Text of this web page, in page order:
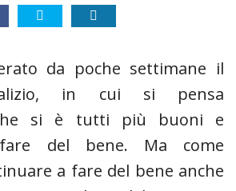
da poche settimane il
in cui si pensa
si è tutti più buoni e
del bene. Ma come
a fare del bene anche